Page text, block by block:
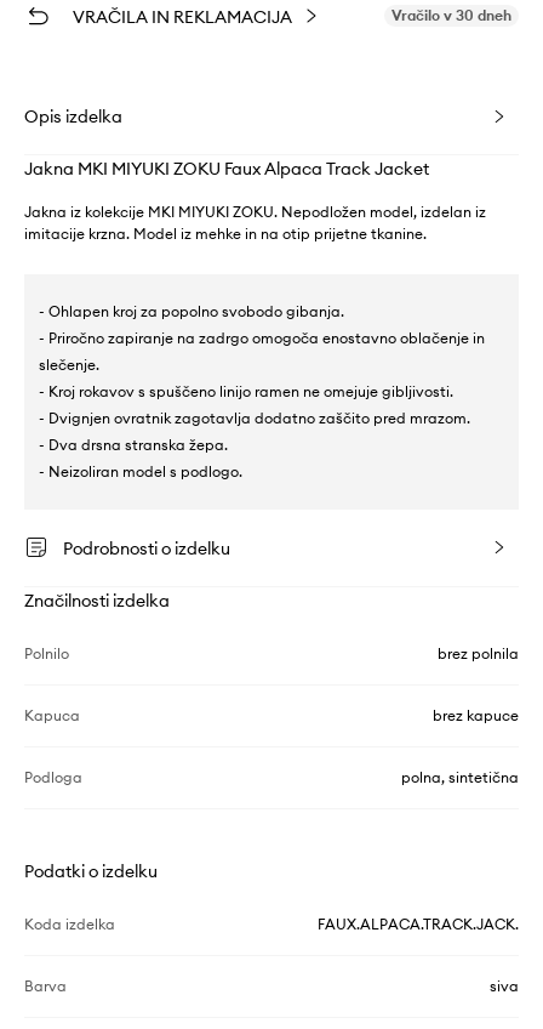
VRAČILA IN REKLAMACIJA Vračilo v 30 dneh
Opis izdelka
Jakna MKI MIYUKI ZOKU Faux Alpaca Track Jacket
Jakna iz kolekcije MKI MIYUKI ZOKU. Nepodložen model, izdelan iz
imitacije krzna. Model iz mehke in na otip prijetne tkanine.
- Ohlapen kroj za popolno svobodo gibanja.
- Priročno zapiranje na zadrgo omogoča enostavno oblačenje in
slečenje.
- Kroj rokavov s spuščeno linijo ramen ne omejuje gibljivosti.
- Dvignjen ovratnik zagotavlja dodatno zaščito pred mrazom.
- Dva drsna stranska žepa.
- Neizoliran model s podlogo.
Podrobnosti o izdelku
Značilnosti izdelka
Polnilo brez polnila
Kapuca brez kapuce
Podloga polna, sintetična
Podatki o izdelku
Koda izdelka FAUX.ALPACA.TRACK.JACK.
Barva siva